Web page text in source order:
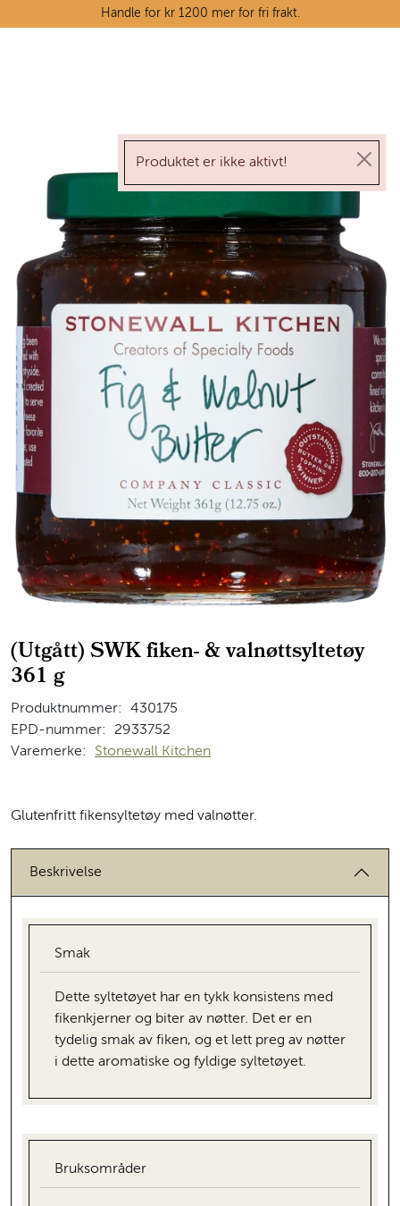
Skip to main contentHandle for kr 1200 mer for fri frakt.
Produktet er ikke aktivt!
(Utgått) SWK fiken- & valnøttsyltetøy
361 g
Produktnummer:
430175
EPD-nummer:
2933752
Varemerke:
Stonewall Kitchen
Glutenfritt fikensyltetøy med valnøtter.
Beskrivelse
Smak
Dette syltetøyet har en tykk konsistens med
fikenkjerner og biter av nøtter. Det er en
tydelig smak av fiken, og et lett preg av nøtter
i dette aromatiske og fyldige syltetøyet.
Bruksområder
Tørrvarehylla
Grøntavdelingen
Oppskrifter
Kunnskapshjørnet